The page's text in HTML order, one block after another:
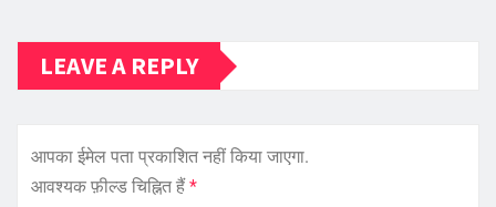
LEAVE A REPLY
आपका ईमेल पता प्रकाशित नहीं किया जाएगा.
आवश्यक फ़ील्ड चिह्नित हैं *